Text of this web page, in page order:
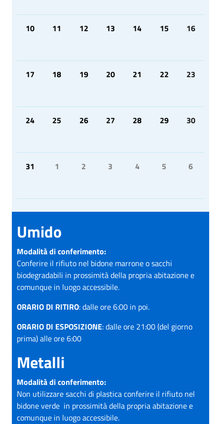
10 11 12 13 14 15 16
17 18 19 20 21 22 23
24 25 26 27 28 29 30
31 1 2 3 4 5 6
Umido
Modalità di conferimento:
Conferire il rifiuto nel bidone marrone o sacchi
biodegradabili in prossimità della propria abitazione e
comunque in luogo accessibile.
ORARIO DI RITIRO: dalle ore 6:00 in poi.
ORARIO DI ESPOSIZIONE: dalle ore 21:00 (del giorno
prima) alle ore 6:00
Metalli
Modalità di conferimento:
Non utilizzare sacchi di plastica conferire il rifiuto nel
bidone verde in prossimità della propria abitazione e
comunque in luogo accessibile.